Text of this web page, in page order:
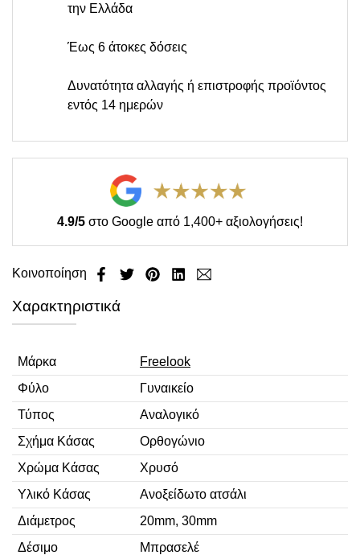
την Ελλάδα
Έως 6 άτοκες δόσεις
Δυνατότητα αλλαγής ή επιστροφής προϊόντος
εντός 14 ημερών
4.9/5 στο Google από 1,400+ αξιολογήσεις!
Κοινοποίηση
Χαρακτηριστικά
Μάρκα
Freelook
Φύλο
Γυναικείο
Τύπος
Αναλογικό
Σχήμα Κάσας
Ορθογώνιο
Χρώμα Κάσας
Χρυσό
Υλικό Κάσας
Ανοξείδωτο ατσάλι
Διάμετρος
20mm, 30mm
Δέσιμο
Μπρασελέ